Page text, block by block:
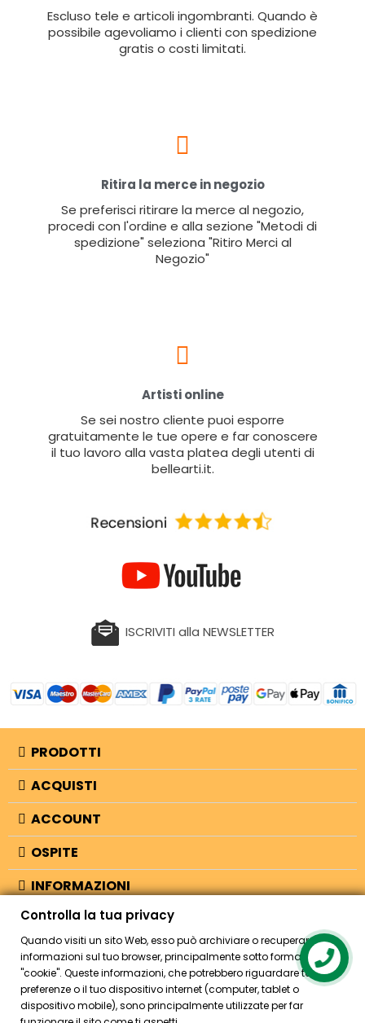
Escluso tele e articoli ingombranti. Quando è
possibile agevoliamo i clienti con spedizione
gratis o costi limitati.
Ritira la merce in negozio
Se preferisci ritirare la merce al negozio,
procedi con l'ordine e alla sezione "Metodi di
spedizione" seleziona "Ritiro Merci al
Negozio"
Artisti online
Se sei nostro cliente puoi esporre
gratuitamente le tue opere e far conoscere
il tuo lavoro alla vasta platea degli utenti di
bellearti.it.
ISCRIVITI alla NEWSLETTER
PRODOTTI
ACQUISTI
ACCOUNT
OSPITE
INFORMAZIONI
NEGOZIO
© 2026 - Bellearti.it -credits
Controlla la tua privacy
Quando visiti un sito Web, esso può archiviare o recuperare
informazioni sul tuo browser, principalmente sotto forma di
"cookie". Queste informazioni, che potrebbero riguardare te, le tue
preferenze o il tuo dispositivo internet (computer, tablet o
dispositivo mobile), sono principalmente utilizzate per far